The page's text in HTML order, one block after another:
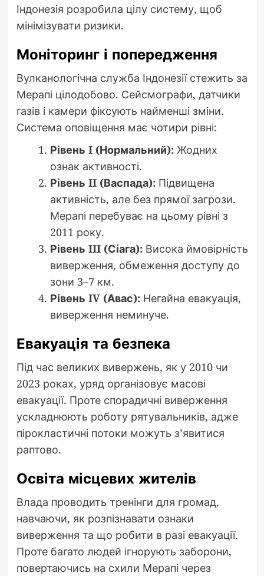
Індонезія розробила цілу систему, щоб
мінімізувати ризики.
Моніторинг і попередження
Вулканологічна служба Індонезії стежить за
Мерапі цілодобово. Сейсмографи, датчики
газів і камери фіксують найменші зміни.
Система оповіщення має чотири рівні:
Рівень I (Нормальний):Жодних
ознак активності.
Рівень II (Васпада):Підвищена
активність, але без прямої загрози.
Мерапі перебуває на цьому рівні з
2011 року.
Рівень III (Сіага):Висока ймовірність
виверження, обмеження доступу до
зони 3–7 км.
Рівень IV (Авас):Негайна евакуація,
виверження неминуче.
Евакуація та безпека
Під час великих вивержень, як у 2010 чи
2023 роках, уряд організовує масові
евакуації. Проте спорадичні виверження
ускладнюють роботу рятувальників, адже
пірокластичні потоки можуть з’явитися
раптово.
Освіта місцевих жителів
Влада проводить тренінги для громад,
навчаючи, як розпізнавати ознаки
виверження та що робити в разі евакуації.
Проте багато людей ігнорують заборони,
повертаючись на схили Мерапі через